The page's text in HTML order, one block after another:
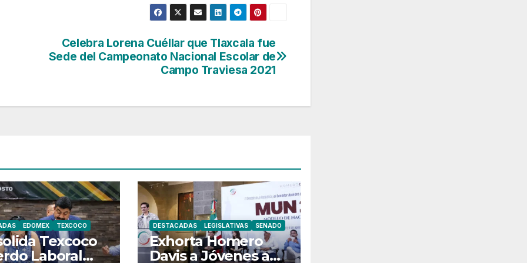
Celebra Lorena Cuéllar que Tlaxcala fue
Sede del Campeonato Nacional Escolar de
Campo Traviesa 2021
EDOMEX TEXCOCO
Texcoco
Laboral
DESTACADAS LEGISLATIVAS SENADO
Exhorta Homero
Davis a Jóvenes a